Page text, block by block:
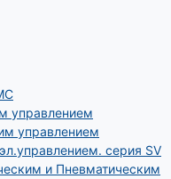
управлением
управлением
серия SV
и Пневматическим